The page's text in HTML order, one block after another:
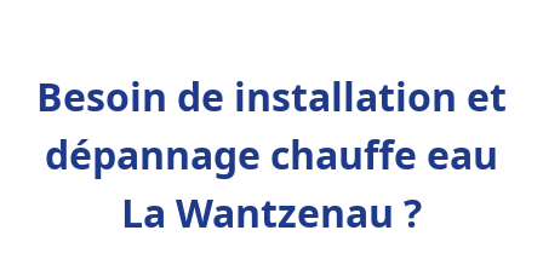
Besoin de installation et
dépannage chauffe eau
La Wantzenau ?